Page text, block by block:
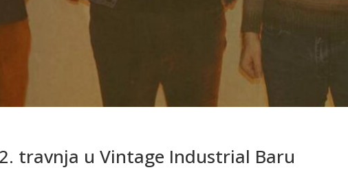
travnja u Vintage Industrial Baru